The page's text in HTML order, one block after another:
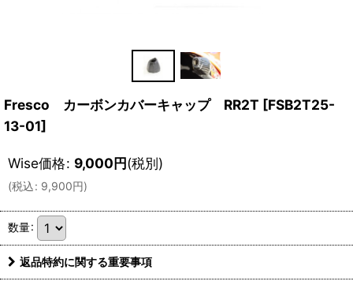
Fresco カーボンカバーキャップ RR2T [FSB2T25-
13-01]
Wise価格: 9,000円(税別)
(税込: 9,900円)
数量:
返品特約に関する重要事項